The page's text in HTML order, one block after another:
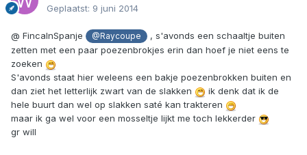
Geplaatst: 9 juni 2014
@ FincaInSpanje @Raycoupe
, s'avonds een schaaltje buiten
zetten met een paar poezenbrokjes erin dan hoef je niet eens te
zoeken
S'avonds staat hier weleens een bakje poezenbrokken buiten en
dan ziet het letterlijk zwart van de slakken
ik denk dat ik de
hele buurt dan wel op slakken saté kan trakteren
maar ik ga wel voor een mosseltje lijkt me toch lekkerder
gr will